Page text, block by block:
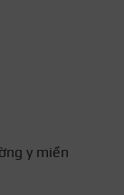
y miền